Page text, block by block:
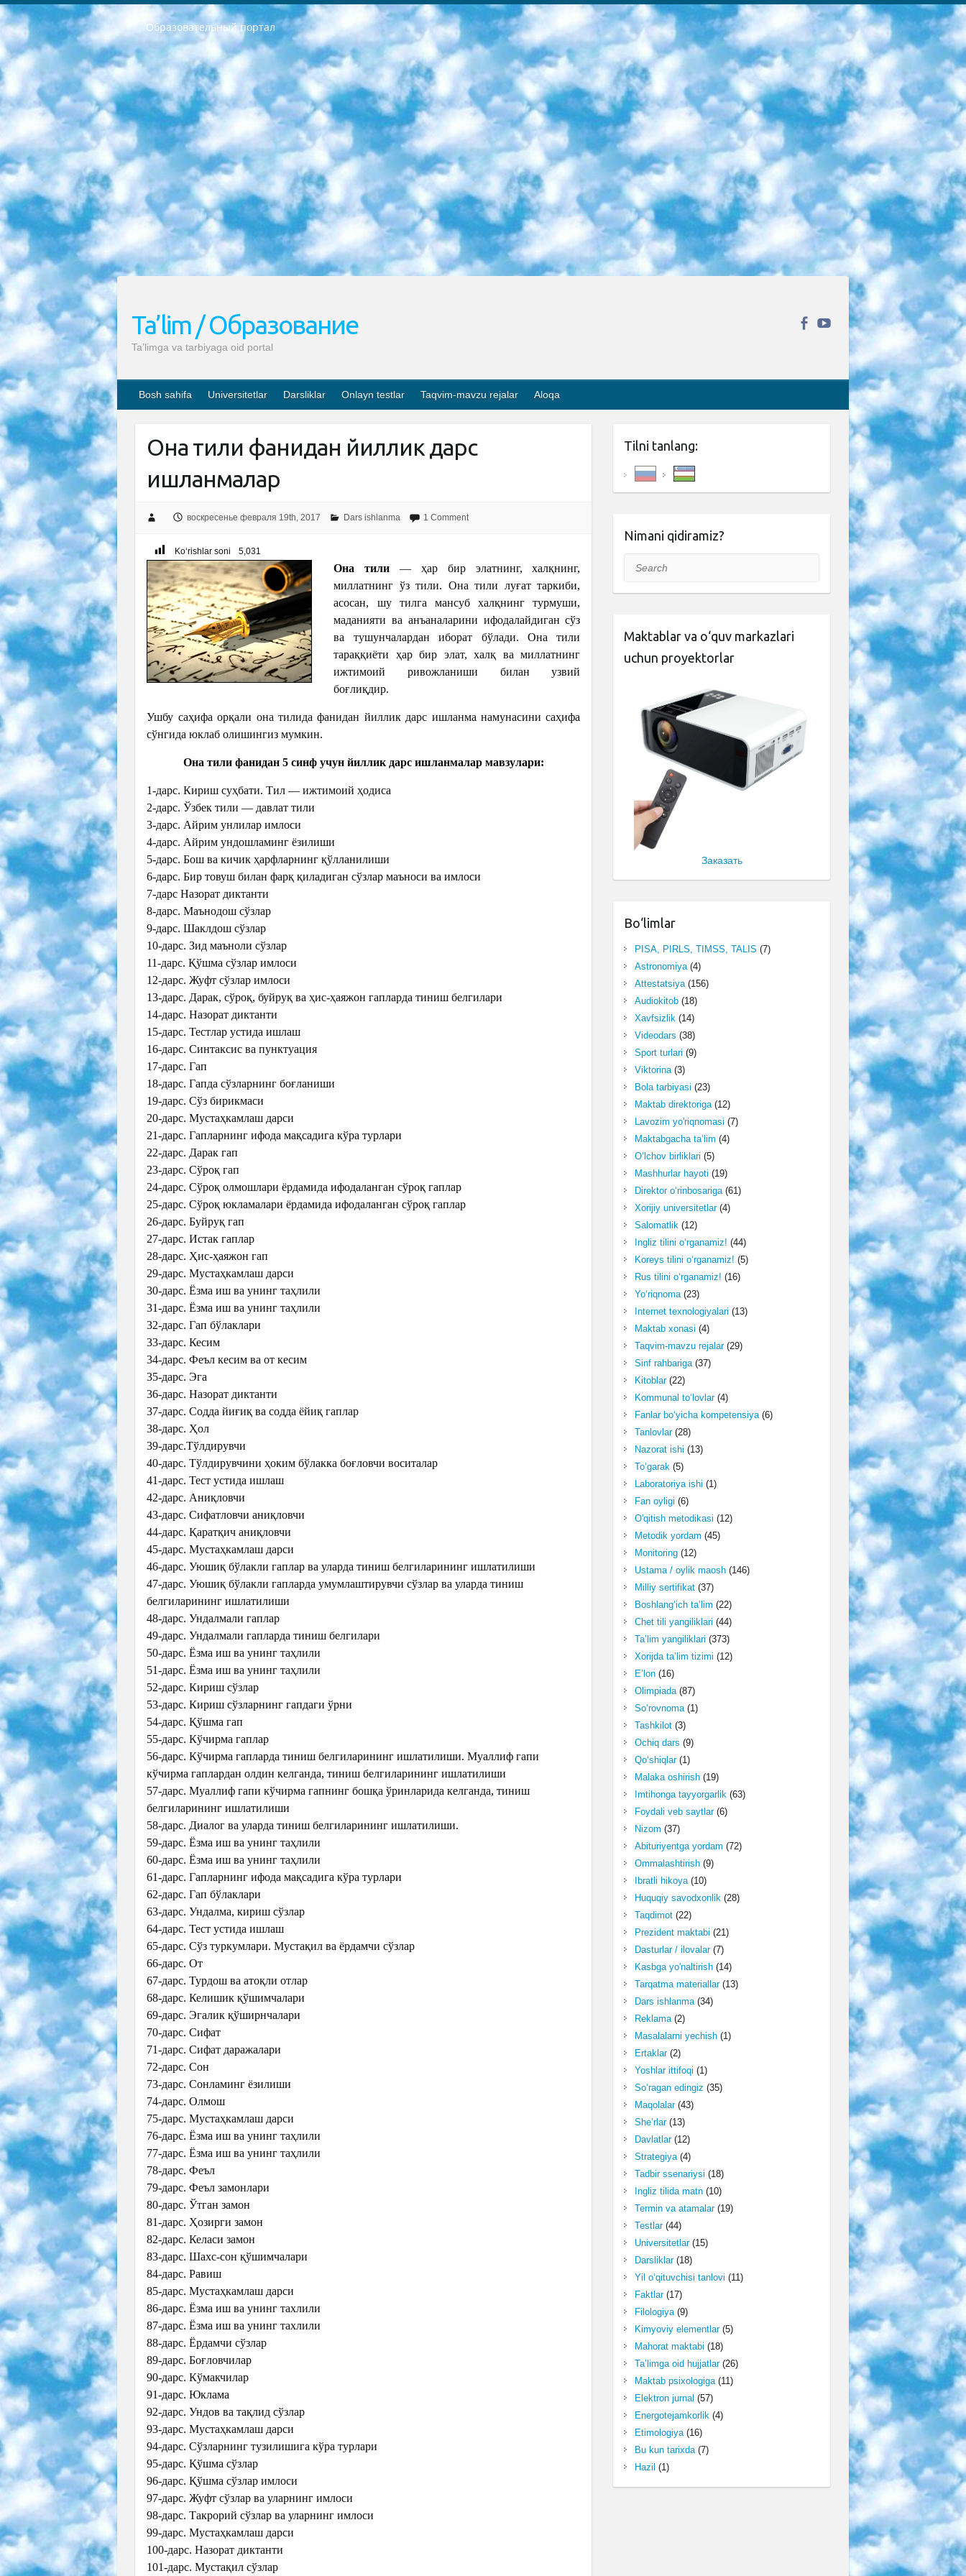
Образовательный портал
РЕСПУБЛИКА УЗБЕКИСТАН МИНИСТРЕРСТВО ДОШКОЛЬНОГО И ШКОЛЬНОГО ОБРАЗОВАНИЯ КОМАНДА в общеобразовательных учреждениях в 2023-2024 учебном году организация и проведение итоговой государственной аттестации обучающихся о Министра дошкольного и школьного образования Республики Узбекистан от 4 марта 2008 года (постановлением Минюста от 20 марта 2008 года № 1778 государственной регистрации) «Итоговое состояние учащихся общего среднего образования на основании положения об утверждении положения об аттестации общего среднего образования выпускной экзамен студентов в образовательных учреждениях в 2023-2024 учебном году В целях организации и прохождения аттестации приказываю: 1. Следующее: перечень предметов, по которым будет проводиться итоговая государственная аттестация и экзамен формы перевода согласно приложению 1; сертификаты международного образца, оценивающие уровень владения иностранными языками перечень согласно приложению 2; 2. Педагогический при специализированных образовательных учреждениях. научно-практический центр квалификации и международной оценки (Д.Давидова) 2024 г. До 25 марта: задания по предметам, по которым будет проводиться итоговая аттестация разработка и утверждение технических условий; итоговая аттестация на основании разработанного предметного задания разработка вопросов по предметам (устно и письменно), экзамен передача; общеобразовательные средние школы и специальные учебные заведения учащиеся выпускных классов школ и интернатов в агентской системе подготовка базы данных экзаменационных материалов и критериев оценки; перевод базы экзаменационных материалов на все языки обучения подать в Республиканский образовательный центр для изготовления; варианты экзаменов на основе разработанных контрольных материалов пусть будут поставлены задачи формирования. 3. Республиканский образовательный центр (Ш.Худайкулов) до 5 апреля 2024 года. до: база данных предоставленных экзаменационных материалов на все языки обучения перевод и экспертиза; для слепых, слабовидящих, глухих, слабослышащих и умственно отсталых детей учащиеся выпускных классов специализированных школ и школ-интернатов база данных экзаменационных материалов на всех преподаваемых языках подготовка критериев оценки; специализированные школы для умственно отсталых детей и технологии для учащихся выпускных классов школ-интернатов разработка соответствующих рекомендаций и критериев проведения ЕГЭ по естествознанию давать задания. 4. Педагогический при специализированных образовательных учреждениях. Научно-практический центр навыков и международной оценки (Д.Давидова), Республика образовательный центр (Худайкулов Ш.) итоговый государственный аттестационный экзамен ориентирован на творческое и логическое мышление при подготовке базы материалов учитывать введение заданий. 5. Следует отметить, что: сертификат государственного образца о знании общеобразовательного предмета и как минимум национальный уровень B1 по предметам на иностранных языках, указанным в Приложении 2. или международно признанный сертификат эквивалентного уровня студенты, изучающие определенный предмет, освобождаются от экзамена; по соответствующим предметам запланирована итоговая государственная аттестация за день до дня, путем жеребьевки Рабочей группой (в письменной форме по предметам, проводимым в форме) из числа сформированных вариантов выбрано 2 варианта; 2 выбранных варианта экзамена анонсированы на официальном сайте министерства и все выпускники по всей стране на основе этих вариантов проводит итоговую государственную аттестацию. 6. Государственное образование учащихся средних общеобразовательных учреждений. знания в соответствии с квалификационными требованиями, которые необходимо приобрести на основании стандартов итоговый (выпускной) контроль для 9 и 11 классов в целях тестирования Экзамены (далее – экзамены) состоят из предметов, перечисленных в приложении 1. будет сделано. 7. Экзамены пройдут с 26 мая по 15 июня 2024 г. (кроме науки физического воспитания). 8. Физическая для учащихся 9 классов общесредних образовательных учреждений. Экзамены по предмету «Образование, квалификация медицина» 1-6 мая 2024 года. сотрудники перевести под присмотр (с отклонениями в физическом или умственном развитии) специализированная школа для детей, школы-интернаты и со сколиозом школы-интернаты санаторного типа для больных детей исключены). 9. Он был слепым, слабовидящим и имел нарушения опорно-двигательного аппарата. экзамены в специализированных школах и интернатах для детей должны проводиться исходя из требований, предъявляемых к общеобразовательным учреждениям (физкультура кроме науки). 10. Специализированная школа для глухих и слабослышащих детей. и экзамены в интернатах и быть реализован в виде письменного теста по математике. 11. Специальность для умственно отсталых детей. Для 9 класса Родной язык и литературное письмо Государственный язык (язык обучения – узбекский). для неклассов) написано Математическое письмо Письменная/устная история Узбекистана Физическое воспитание практично Итоговый контроль Для 11 класса Написание родного языка и литературы (эссе) Математическое письмо Узбекский язык (обучение на узбекском языке) не посещающее общее среднее образование для учреждений)/Образовательное учреждение выбор письменный и устный Иностранный язык письменный/устный Письменная/устная история Узбекистана *По выбору студента:  Химия  Физика  Основы государственного права  География 10 бесплатных образовательных ресурсов - Мы составили подборку онлайн-проектов с интерактивными упражнениями, видеолекциями и статьями. Они помогут вам обрести новые и освежить старые знания бесплатно. 1. «ИНТУИТ» Старейшая образовательная площадка Рунета. Здесь вы найдёте сотни текстовых и видеокурсов на десятки различных тем — от программирования до психологии. Многие курсы подготовлены российскими университетами и крупными международными компаниями вроде Intel и Microsoft. Самостоятельное обучение бесплатное, но желающие могут оплатить услуги персональных наставников. 2. «Смартия» знакомит с актуальными профессиями и подсказывает, как им обучаться. Выбрав заинтересовавшую вас специальность — SMM-специалист, фотограф, веб-дизайнер или другую, — увидите список необходимых для неё умений. Чтобы вы могли освоить их самостоятельно, для каждого умения площадка отображает подборку ссылок на учебные материалы. Хотя «Смартия» ориентируется на русскоязычную аудиторию, часть контента всё же доступна только на английском. 3. «Лекторий Физтеха» Проект Московского физико-технического института (Физтеха). С его помощью вы можете смотреть онлайн серии лекций, записанные на видео в этом вузе. В числе доступных предметов — физика, биология, химия, информационные технологии и другие. К некоторым лекциям администрация ресурса прилагает готовые конспекты, которые можно скачивать в PDF-формате. 4. ITMOcourses Онлайн-площадка Санкт-Петербургского национального исследовательского университета информационных технологий, механики и оптики (ИТМО). Ресурс предоставляет свободный доступ к курсам, разработанным в этом вузе. Каталог материалов разбит на четыре категории: «Оптические системы и технологии», «Приборостроение и робототехника», «Информационные технологии» и «Биотехнологии». Курсы состоят из видеолекций, интерактивных демонстраций и заданий. 5. «КиберЛенинка» Электронная научная библиотека открытого доступа. Каталог площадки регулярно обрастает текстами статей из различных научных изданий. Сгруппированные по журналам и рубрикам публикации можно читать онлайн или скачивать целиком в PDF-формате. Проект нацелен на популяризацию науки за счёт открытого доступа к качественной информации. 6. «ПостНаука» На этом ресурсе публикуют подборки видеолекций, составленные экспертами из разных отраслей и объединённые общими темами. Среди них, к примеру, есть серии «Биоинформатика и геномика», «Культура средневековой Скандинавии» и Cinema Studies о теории кино. Каждая подборка лекций — логически связанная история, рассказанная экспертом от первого лица. Кроме того, на сайте появляются научно-образовательные статьи и тесты на разные темы. 7. «Newочём» Команда проекта «Newочём» отбирает самые интересные тексты из англоязычных СМИ и переводит те из них, за которые голосуют участники сообщества «ВКонтакте». По большей части это научно-популярные статьи. Редакторы придумывают лишь заголовки, в остальном содержание переводов соответствует оригиналам. Полные тексты можно читать прямо в социальной сети. 8. InternetUrok Онлайн-база материалов по основным дисциплинам школьной программы. Информация на сайте структурирована по классам, предметам и темам (урокам). Каждый урок состоит из видеолекций и конспектов. Есть также интерактивные тренажёры и тесты для закрепления пройденного материала. Даже если вы давно окончили школу, возможность повторить программу старших классов всегда может пригодиться. 9. Edutainme Ещё один ресурс об образовании. В отличие от Newtonew, как мне кажется, Edutainme больше ориентируется на представителей индустрии: педагогов, предпринимателей, разработчиков образовательных проектов. Но и любой, кто просто стремится к саморазвитию, найдёт на сайте много полезного и интересного для себя. Например, информацию о новых курсах и образовательных сервисах. 10. Newtonew Онлайн-медиа об образовании и обучении в широком смысле. Авторы Newtonew пишут об инструментах, заведениях, тактиках и стратегиях, которые помогают учить других и получать новые знания самостоятельно. На этой площадке вы найдёте новости, обзоры, аналитические мат
Ta’lim / Образование
Ta’limga va tarbiyaga oid portal
Bosh sahifa Universitetlar Darsliklar Onlayn testlar Taqvim-mavzu rejalar Aloqa
Она тили фанидан йиллик дарс
ишланмалар
воскресенье февраля 19th, 2017 Dars ishlanma 1 Comment
Ko‘rishlar soni 5,031
Она тили — ҳар бир элатнинг, халқнинг,
миллатнинг ўз тили. Она тили луғат таркиби,
асосан, шу тилга мансуб халқнинг турмуши,
маданияти ва анъаналарини ифодалайдиган сўз
ва тушунчалардан иборат бўлади. Она тили
тараққиёти ҳар бир элат, халқ ва миллатнинг
ижтимоий ривожланиши билан узвий
боғлиқдир.
Ушбу саҳифа орқали она тилида фанидан йиллик дарс ишланма намунасини саҳифа
сўнгида юклаб олишингиз мумкин.
Она тили фанидан 5 синф учун йиллик дарс ишланмалар мавзулари:
1-дарс. Кириш суҳбати. Тил — ижтимоий ҳодиса
2-дарс. Ўзбек тили — давлат тили
3-дарс. Айрим унлилар имлоси
4-дарс. Айрим ундошламинг ёзилиши
5-дарс. Бош ва кичик ҳарфларнинг қўлланилиши
6-дарс. Бир товуш билан фарқ қиладиган сўзлар маъноси ва имлоси
7-дарс Назорат диктанти
8-дарс. Маънодош сўзлар
9-дарс. Шаклдош сўзлар
10-дарс. Зид маъноли сўзлар
11-дарс. Қўшма сўзлар имлоси
12-дарс. Жуфт сўзлар имлоси
13-дарс. Дарак, сўроқ, буйруқ ва ҳис-ҳаяжон гапларда тиниш белгилари
14-дарс. Назорат диктанти
15-дарс. Тестлар устида ишлаш
16-дарс. Синтаксис ва пунктуация
17-дарс. Гап
18-дарс. Гапда сўзларнинг боғланиши
19-дарс. Сўз бирикмаси
20-дарс. Мустаҳкамлаш дарси
21-дарс. Гапларнинг ифода мақсадига кўра турлари
22-дарс. Дарак гап
23-дарс. Сўроқ гап
24-дарс. Сўроқ олмошлари ёрдамида ифодаланган сўроқ гаплар
25-дарс. Сўроқ юкламалари ёрдамида ифодаланган сўроқ гаплар
26-дарс. Буйруқ гап
27-дарс. Истак гаплар
28-дарс. Ҳис-ҳаяжон гап
29-дарс. Мустаҳкамлаш дарси
30-дарс. Ёзма иш ва унинг таҳлили
31-дарс. Ёзма иш ва унинг таҳлили
32-дарс. Гап бўлаклари
33-дарс. Кесим
34-дарс. Феъл кесим ва от кесим
35-дарс. Эга
36-дарс. Назорат диктанти
37-дарс. Содда йиғиқ ва содда ёйиқ гаплар
38-дарс. Ҳол
39-дарс.Тўлдирувчи
40-дарс. Тўлдирувчини ҳоким бўлакка боғловчи воситалар
41-дарс. Тест устида ишлаш
42-дарс. Аниқловчи
43-дарс. Сифатловчи аниқловчи
44-дарс. Қаратқич аниқловчи
45-дарс. Мустаҳкамлаш дарси
46-дарс. Уюшиқ бўлакли гаплар ва уларда тиниш белгиларининг ишлатилиши
47-дарс. Уюшиқ бўлакли гапларда умумлаштирувчи сўзлар ва уларда тиниш
белгиларининг ишлатилиши
48-дарс. Ундалмали гаплар
49-дарс. Ундалмали гапларда тиниш белгилари
50-дарс. Ёзма иш ва унинг таҳлили
51-дарс. Ёзма иш ва унинг таҳлили
52-дарс. Кириш сўзлар
53-дарс. Кириш сўзларнинг гапдаги ўрни
54-дарс. Қўшма гап
55-дарс. Кўчирма гаплар
56-дарс. Кўчирма гапларда тиниш белгиларининг ишлатилиши. Муаллиф гапи
кўчирма гаплардан олдин келганда, тиниш белгиларининг ишлатилиши
57-дарс. Муаллиф гапи кўчирма гапнинг бошқа ўринларида келганда, тиниш
белгиларининг ишлатилиши
58-дарс. Диалог ва уларда тиниш белгиларининг ишлатилиши.
59-дарс. Ёзма иш ва унинг таҳлили
60-дарс. Ёзма иш ва унинг таҳлили
61-дарс. Гапларнинг ифода мақсадига кўра турлари
62-дарс. Гап бўлаклари
63-дарс. Ундалма, кириш сўзлар
64-дарс. Тест устида ишлаш
65-дарс. Сўз туркумлари. Мустақил ва ёрдамчи сўзлар
66-дарс. От
67-дарс. Турдош ва атоқли отлар
68-дарс. Келишик қўшимчалари
69-дарс. Эгалик қўширнчалари
70-дарс. Сифат
71-дарс. Сифат даражалари
72-дарс. Сон
73-дарс. Сонламинг ёзилиши
74-дарс. Олмош
75-дарс. Мустаҳкамлаш дарси
76-дарс. Ёзма иш ва унинг таҳлили
77-дарс. Ёзма иш ва унинг таҳлили
78-дарс. Феъл
79-дарс. Феъл замонлари
80-дарс. Ўтган замон
81-дарс. Ҳозирги замон
82-дарс. Келаси замон
83-дарс. Шахс-сон қўшимчалари
84-дарс. Равиш
85-дарс. Мустаҳкамлаш дарси
86-дарс. Ёзма иш ва унинг тахлили
87-дарс. Ёзма иш ва унинг тахлили
88-дарс. Ёрдамчи сўзлар
89-дарс. Боғловчилар
90-дарс. Кўмакчилар
91-дарс. Юклама
92-дарс. Ундов ва тақлид сўзлар
93-дарс. Мустаҳкамлаш дарси
94-дарс. Сўзларнинг тузилишига кўра турлари
95-дарс. Қўшма сўзлар
96-дарс. Қўшма сўзлар имлоси
97-дарс. Жуфт сўзлар ва уларнинг имлоси
98-дарс. Такрорий сўзлар ва уларнинг имлоси
99-дарс. Мустаҳкамлаш дарси
100-дарс. Назорат диктанти
101-дарс. Мустақил сўзлар
Tilni tanlang:
Nimani qidiramiz?
Search
Maktablar va o‘quv markazlari
uchun proyektorlar
Заказать
Bo‘limlar
PISA, PIRLS, TIMSS, TALIS (7)
Astronomiya(4)
Attestatsiya(156)
Audiokitob(18)
Xavfsizlik(14)
Videodars (38)
Sport turlari (9)
Viktorina(3)
Bola tarbiyasi (23)
Maktab direktoriga(12)
Lavozim yo'riqnomasi (7)
Maktabgacha ta’lim (4)
O‘lchov birliklari (5)
Mashhurlar hayoti (19)
Direktor o‘rinbosariga(61)
Xorijiy universitetlar(4)
Salomatlik(12)
Ingliz tilini o‘rganamiz! (44)
Koreys tilini o‘rganamiz! (5)
Rus tilini o‘rganamiz! (16)
Yo‘riqnoma(23)
Internet texnologiyalari (13)
Maktab xonasi (4)
Taqvim-mavzu rejalar(29)
Sinf rahbariga(37)
Kitoblar(22)
Kommunal to‘lovlar(4)
Fanlar bo‘yicha kompetensiya(6)
Tanlovlar(28)
Nazorat ishi (13)
To‘garak(5)
Laboratoriya ishi (1)
Fan oyligi (6)
O'qitish metodikasi (12)
Metodik yordam (45)
Monitoring(12)
Ustama / oylik maosh(146)
Milliy sertifikat(37)
Boshlang‘ich ta’lim (22)
Chet tili yangiliklari (44)
Ta’lim yangiliklari (373)
Xorijda ta’lim tizimi (12)
E’lon(16)
Olimpiada(87)
So‘rovnoma(1)
Tashkilot(3)
Ochiq dars (9)
Qo‘shiqlar(1)
Malaka oshirish(19)
Imtihonga tayyorgarlik(63)
Foydali veb saytlar(6)
Nizom (37)
Abituriyentga yordam (72)
Ommalashtirish(9)
Ibratli hikoya(10)
Huquqiy savodxonlik(28)
Taqdimot(22)
Prezident maktabi (21)
Dasturlar / ilovalar(7)
Kasbga yo'naltirish(14)
Tarqatma materiallar(13)
Dars ishlanma(34)
Reklama(2)
Masalalarni yechish(1)
Ertaklar(2)
Yoshlar ittifoqi (1)
So‘ragan edingiz (35)
Maqolalar(43)
She’rlar(13)
Davlatlar(12)
Strategiya(4)
Tadbir ssenariysi (18)
Ingliz tilida matn(10)
Termin va atamalar(19)
Testlar(44)
Universitetlar(15)
Darsliklar(18)
Yil o‘qituvchisi tanlovi (11)
Faktlar(17)
Filologiya(9)
Kimyoviy elementlar(5)
Mahorat maktabi (18)
Ta’limga oid hujjatlar(26)
Maktab psixologiga(11)
Elektron jurnal (57)
Energotejamkorlik(4)
Etimologiya(16)
Bu kun tarixda(7)
Hazil (1)